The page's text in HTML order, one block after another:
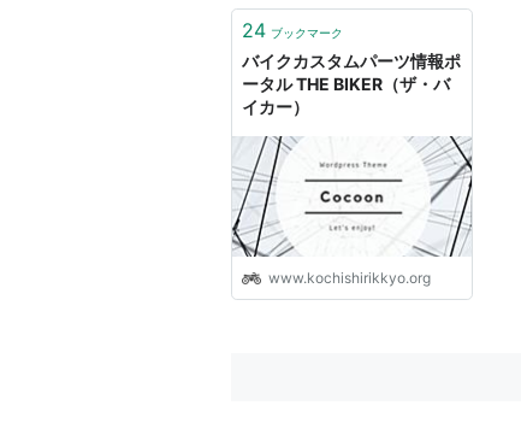
24 ブックマーク
バイクカスタムパーツ情報ポ
ータル THE BIKER（ザ・バ
イカー）
www.kochishirikkyo.org